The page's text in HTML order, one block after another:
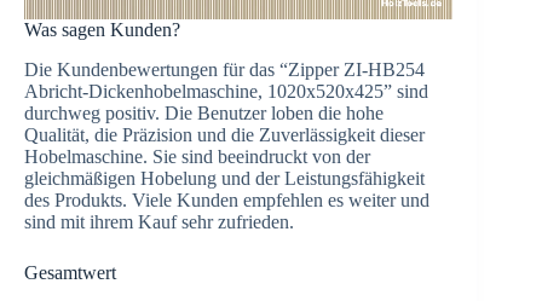
Was sagen Kunden?
Die Kundenbewertungen für das “Zipper ZI-HB254
Abricht-Dickenhobelmaschine, 1020x520x425” sind
durchweg positiv. Die Benutzer loben die hohe
Qualität, die Präzision und die Zuverlässigkeit dieser
Hobelmaschine. Sie sind beeindruckt von der
gleichmäßigen Hobelung und der Leistungsfähigkeit
des Produkts. Viele Kunden empfehlen es weiter und
sind mit ihrem Kauf sehr zufrieden.
Gesamtwert